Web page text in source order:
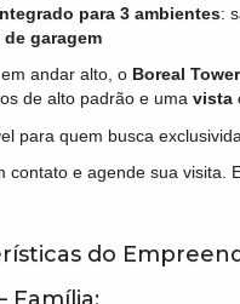
para 3 ambientes:
de garagem
andar alto, o Boreal Tower
de alto padrão e uma vista
para quem busca
contato e agende sua visita.
do
Família: